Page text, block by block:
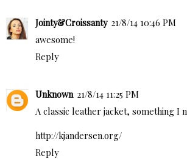
Jointy&Croissanty 21/8/14 10:46 PM
awesome!
Reply
Unknown 21/8/14 11:25 PM
A classic leather jacket, something I
http://kjandersen.org/
Reply